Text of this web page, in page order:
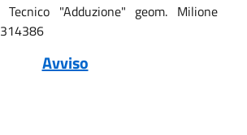
Tecnico "Adduzione" geom. Milione
Avviso